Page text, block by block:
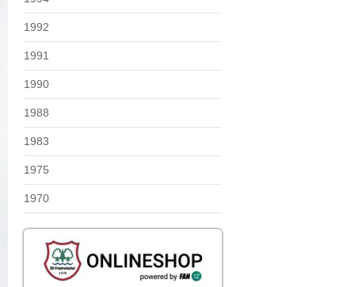
1992
1991
1990
1988
1983
1975
1970